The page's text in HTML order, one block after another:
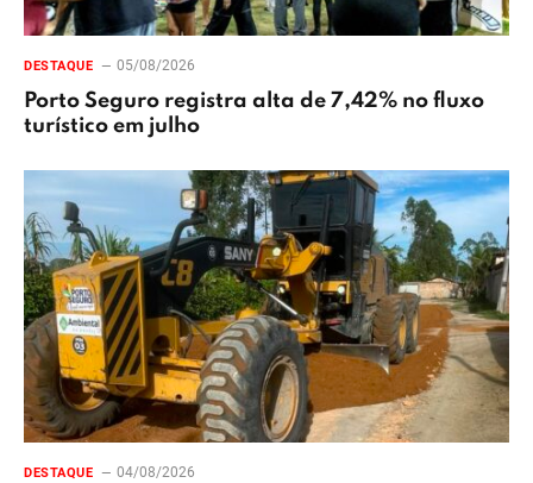
DESTAQUE 05/08/2026
Porto Seguro registra alta de 7,42% no fluxo
turístico em julho
DESTAQUE 04/08/2026